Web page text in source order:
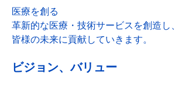
医療を創る
革新的な医療・技術サービスを創造し、
皆様の未来に貢献していきます。
ビジョン、バリュー